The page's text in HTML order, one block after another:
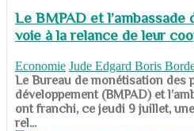
Le BMPAD et l’ambassade
voie à la relance de leur
Economie Jude Edgard Boris
​​​​​​​Le Bureau de monétisation des
développement (BMPAD) et
ont franchi, ce jeudi 9 juillet,
rel...